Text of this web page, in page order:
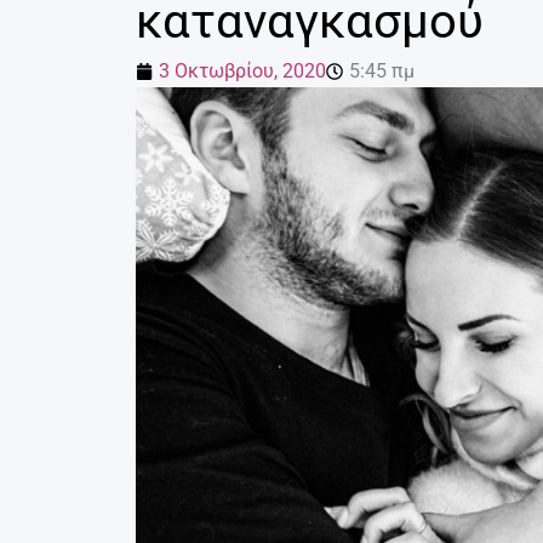
καταναγκασμού
3 Οκτωβρίου, 2020 5:45 πμ